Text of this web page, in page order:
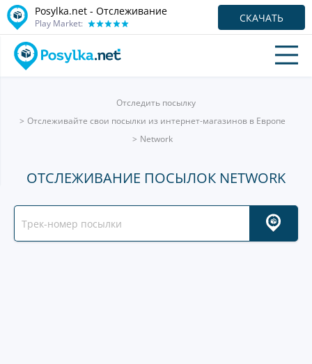
Posylka.net - Отслеживание
Play Market: СКАЧАТЬ
Отследить посылку
Отслеживайте свои посылки из интернет-магазинов в Европе
Network
ОТСЛЕЖИВАНИЕ ПОСЫЛОК NETWORK